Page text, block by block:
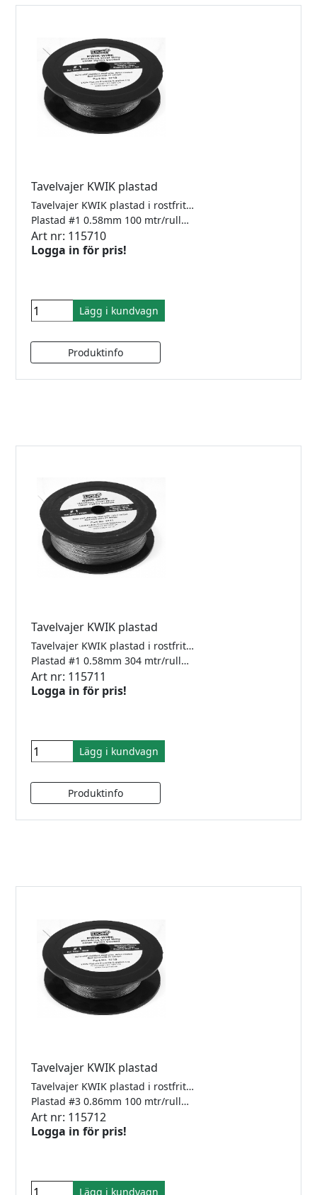
Tavelvajer KWIK plastad
Tavelvajer KWIK plastad i rostfritt stål för låsfärla.
Plastad #1 0.58mm 100 mtr/rulle Klarar 6kg
Art nr: 115710
Logga in för pris!
Lägg i kundvagn
Tavelvajer KWIK plastad
Tavelvajer KWIK plastad i rostfritt stål för låsfärla.
Plastad #1 0.58mm 304 mtr/rulle Klarar 6kg
Art nr: 115711
Logga in för pris!
Lägg i kundvagn
Tavelvajer KWIK plastad
Tavelvajer KWIK plastad i rostfritt stål för låsfärla.
Plastad #3 0.86mm 100 mtr/rulle Klarar 10kg
Art nr: 115712
Logga in för pris!
Lägg i kundvagn